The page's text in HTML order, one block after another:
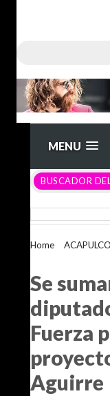
MENU
BUSCADOR
Home ACAPULCO
Se
Fuerza
Aguirre